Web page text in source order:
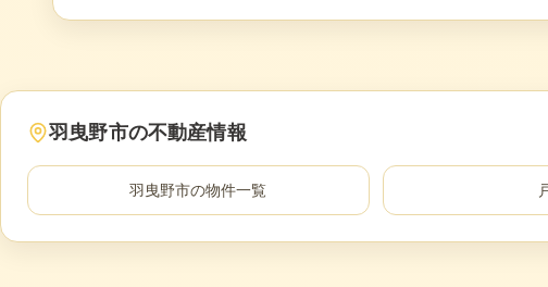
羽曳野市の不動産情報
羽曳野市の物件一覧